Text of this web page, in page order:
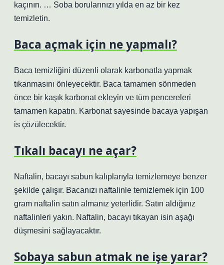
kaçının. … Soba borularınızı yılda en az bir kez
temizletin.
Baca açmak için ne yapmalı?
Baca temizliğini düzenli olarak karbonatla yapmak
tıkanmasını önleyecektir. Baca tamamen sönmeden
önce bir kaşık karbonat ekleyin ve tüm pencereleri
tamamen kapatın. Karbonat sayesinde bacaya yapışan
is çözülecektir.
Tıkalı bacayı ne açar?
Naftalin, bacayı sabun kalıplarıyla temizlemeye benzer
şekilde çalışır. Bacanızı naftalinle temizlemek için 100
gram naftalin satın almanız yeterlidir. Satın aldığınız
naftalinleri yakın. Naftalin, bacayı tıkayan isin aşağı
düşmesini sağlayacaktır.
Sobaya sabun atmak ne işe yarar?